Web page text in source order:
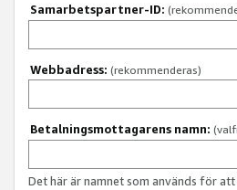
Samarbetspartner-ID:
Webbadress: (rekommenderas)
Betalningsmottagarens namn:
Det här är namnet som används för